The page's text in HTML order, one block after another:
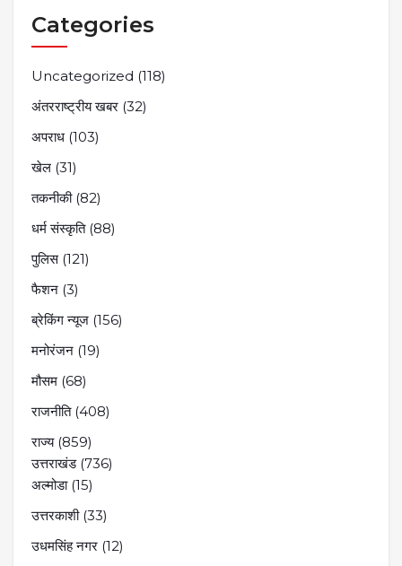
Categories
Uncategorized (118)
अंतरराष्ट्रीय खबर (32)
अपराध (103)
खेल (31)
तकनीकी(82)
धर्म संस्कृति(88)
पुलिस(121)
फैशन (3)
ब्रेकिंग न्यूज (156)
मनोरंजन (19)
मौसम (68)
राजनीति(408)
राज्य(859)
उत्तराखंड(736)
अल्मोडा(15)
उत्तरकाशी(33)
उधमसिंह नगर (12)